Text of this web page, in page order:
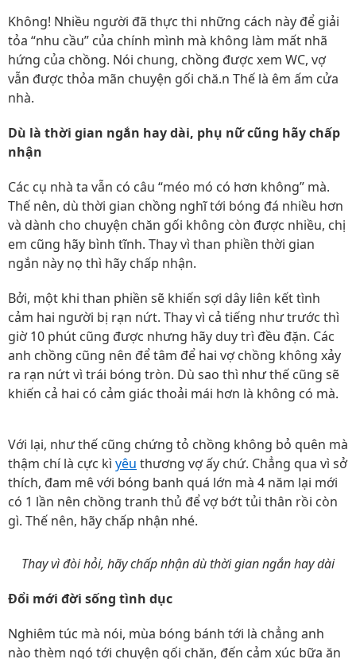
Không! Nhiều người đã thực thi những cách này để giải
tỏa “nhu cầu” của chính mình mà không làm mất nhã
hứng của chồng. Nói chung, chồng được xem WC, vợ
vẫn được thỏa mãn chuyện gối chă.n Thế là êm ấm cửa
nhà.
Dù là thời gian ngắn hay dài, phụ nữ cũng hãy chấp
nhận
Các cụ nhà ta vẫn có câu “méo mó có hơn không” mà.
Thế nên, dù thời gian chồng nghĩ tới bóng đá nhiều hơn
và dành cho chuyện chăn gối không còn được nhiều, chị
em cũng hãy bình tĩnh. Thay vì than phiền thời gian
ngắn này nọ thì hãy chấp nhận.
Bởi, một khi than phiền sẽ khiến sợi dây liên kết tình
cảm hai người bị rạn nứt. Thay vì cả tiếng như trước thì
giờ 10 phút cũng được nhưng hãy duy trì đều đặn. Các
anh chồng cũng nên để tâm để hai vợ chồng không xảy
ra rạn nứt vì trái bóng tròn. Dù sao thì như thế cũng sẽ
khiến cả hai có cảm giác thoải mái hơn là không có mà.
Với lại, như thế cũng chứng tỏ chồng không bỏ quên mà
thậm chí là cực kì yêu thương vợ ấy chứ. Chẳng qua vì sở
thích, đam mê với bóng banh quá lớn mà 4 năm lại mới
có 1 lần nên chồng tranh thủ để vợ bớt tủi thân rồi còn
gì. Thế nên, hãy chấp nhận nhé.
Thay vì đòi hỏi, hãy chấp nhận dù thời gian ngắn hay dài
Đổi mới đời sống tình dục
Nghiêm túc mà nói, mùa bóng bánh tới là chẳng anh
nào thèm ngó tới chuyện gối chăn, đến cảm xúc bữa ăn